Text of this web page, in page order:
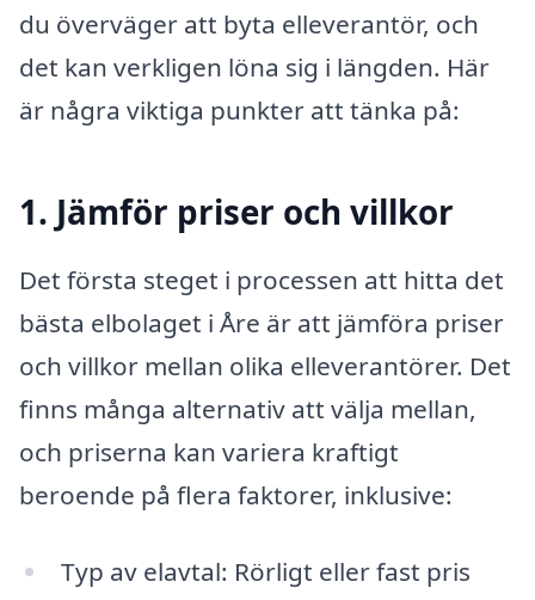
du överväger att byta elleverantör, och
det kan verkligen löna sig i längden. Här
är några viktiga punkter att tänka på:
1. Jämför priser och villkor
Det första steget i processen att hitta det
bästa elbolaget i Åre är att jämföra priser
och villkor mellan olika elleverantörer. Det
finns många alternativ att välja mellan,
och priserna kan variera kraftigt
beroende på flera faktorer, inklusive:
Typ av elavtal: Rörligt eller fast pris